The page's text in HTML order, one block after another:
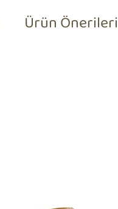
Ürün Önerileri